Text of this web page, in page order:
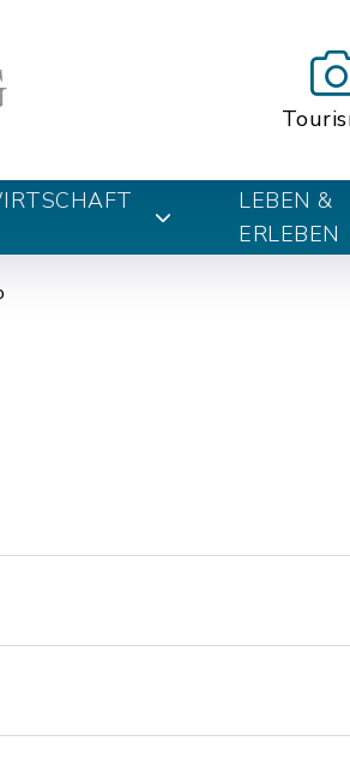
LEBEN &
ERLEBEN